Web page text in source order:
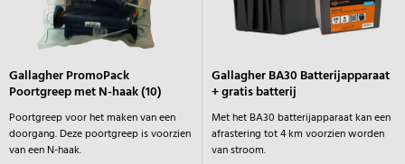
Gallagher PromoPack
Poortgreep met N-haak (10)
Poortgreep voor het maken van een
doorgang. Deze poortgreep is voorzien
van een N-haak.
Gallagher BA30 Batterijapparaat
+ gratis batterij
Met het BA30 batterijapparaat kan een
afrastering tot 4 km voorzien worden
van stroom.